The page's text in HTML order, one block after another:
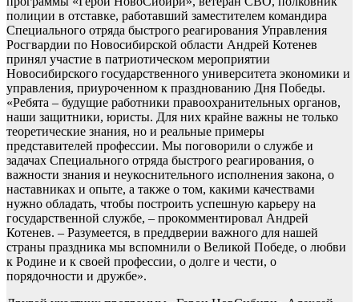
полиции в отставке, работавший заместителем командира
Специального отряда быстрого реагирования Управления
Росгвардии по Новосибирской области Андрей Котенев
принял участие в патриотическом мероприятии
Новосибирского государственного университета экономики и
управления, приуроченном к празднованию Дня Победы.
«Ребята – будущие работники правоохранительных органов,
наши защитники, юристы. Для них крайне важны не только
теоретические знания, но и реальные примеры
представителей профессии. Мы поговорили о службе и
задачах Специального отряда быстрого реагирования, о
важности знания и неукоснительного исполнения закона, о
наставниках и опыте, а также о том, какими качествами
нужно обладать, чтобы построить успешную карьеру на
государственной службе, – прокомментировал Андрей
Котенев. – Разумеется, в преддверии важного для нашей
страны праздника мы вспомнили о Великой Победе, о любви
к Родине и к своей профессии, о долге и чести, о
порядочности и дружбе».